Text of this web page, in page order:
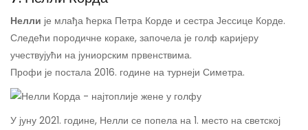
Нелли је млађа ћерка Петра Корде и сестра Јессице Корде.
Следећи породичне кораке, започела је голф каријеру
учествујући на јуниорским првенствима.
Профи је постала 2016. године на турнеји Симетра.
У јуну 2021. године, Нелли се попела на 1. место на светској